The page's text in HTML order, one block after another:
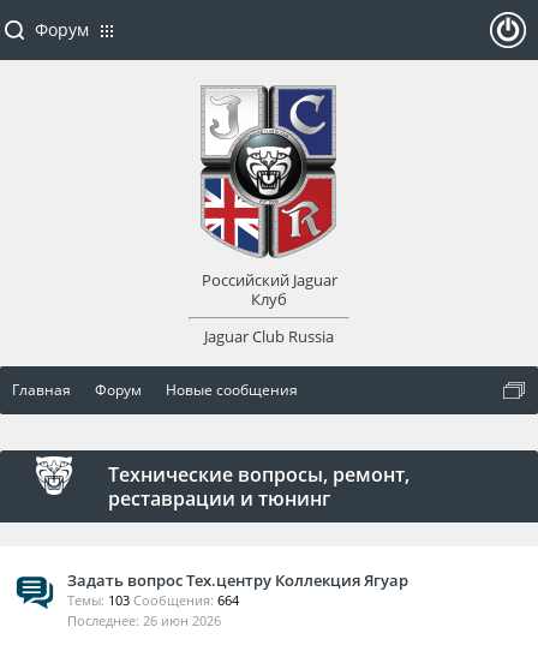
Главная Форум Новые сообщения
Технические вопросы, ремонт,
реставрации и тюнинг
Задать вопрос Тех.центру Коллекция Ягуар
Темы: 103 Сообщения: 664
26 июн 2026
Форум
Российский Jaguar
Клуб
Jaguar Club Russia
оват